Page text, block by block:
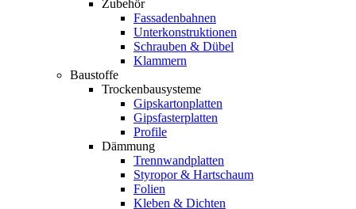
Zubehör
Fassadenbahnen
Unterkonstruktionen
Schrauben & Dübel
Klammern
Baustoffe
Trockenbausysteme
Gipskartonplatten
Gipsfasterplatten
Profile
Dämmung
Trennwandplatten
Styropor & Hartschaum
Folien
Kleben & Dichten